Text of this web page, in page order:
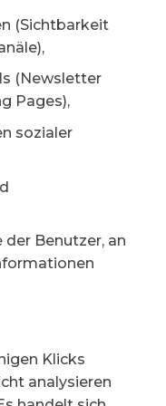
(Sichtbarkeit
(Newsletter
Pages),
sozialer
Benutzer, an
Klicks
analysieren